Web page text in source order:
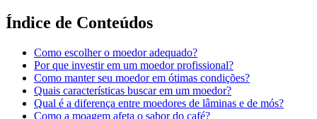
Índice de Conteúdos
Como escolher o moedor adequado?
Por que investir em um moedor profissional?
Como manter seu moedor em ótimas condições?
Quais características buscar em um moedor?
Qual é a diferença entre moedores de lâminas e de mós?
Como a moagem afeta o sabor do café?